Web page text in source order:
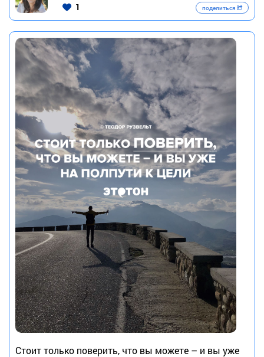
1
поделиться
Стоит только поверить, что вы можете – и вы уже